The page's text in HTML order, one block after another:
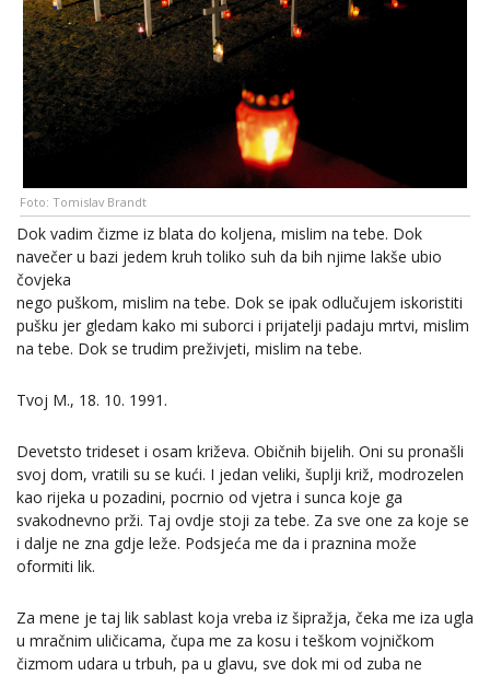
Foto: Tomislav Brandt
Dok vadim čizme iz blata do koljena, mislim na tebe. Dok
navečer u bazi jedem kruh toliko suh da bih njime lakše ubio
čovjeka
nego puškom, mislim na tebe. Dok se ipak odlučujem iskoristiti
pušku jer gledam kako mi suborci i prijatelji padaju mrtvi, mislim
na tebe. Dok se trudim preživjeti, mislim na tebe.
Tvoj M., 18. 10. 1991.
Devetsto trideset i osam križeva. Običnih bijelih. Oni su pronašli
svoj dom, vratili su se kući. I jedan veliki, šuplji križ, modrozelen
kao rijeka u pozadini, pocrnio od vjetra i sunca koje ga
svakodnevno prži. Taj ovdje stoji za tebe. Za sve one za koje se
i dalje ne zna gdje leže. Podsjeća me da i praznina može
oformiti lik.
Za mene je taj lik sablast koja vreba iz šipražja, čeka me iza ugla
u mračnim uličicama, čupa me za kosu i teškom vojničkom
čizmom udara u trbuh, pa u glavu, sve dok mi od zuba ne